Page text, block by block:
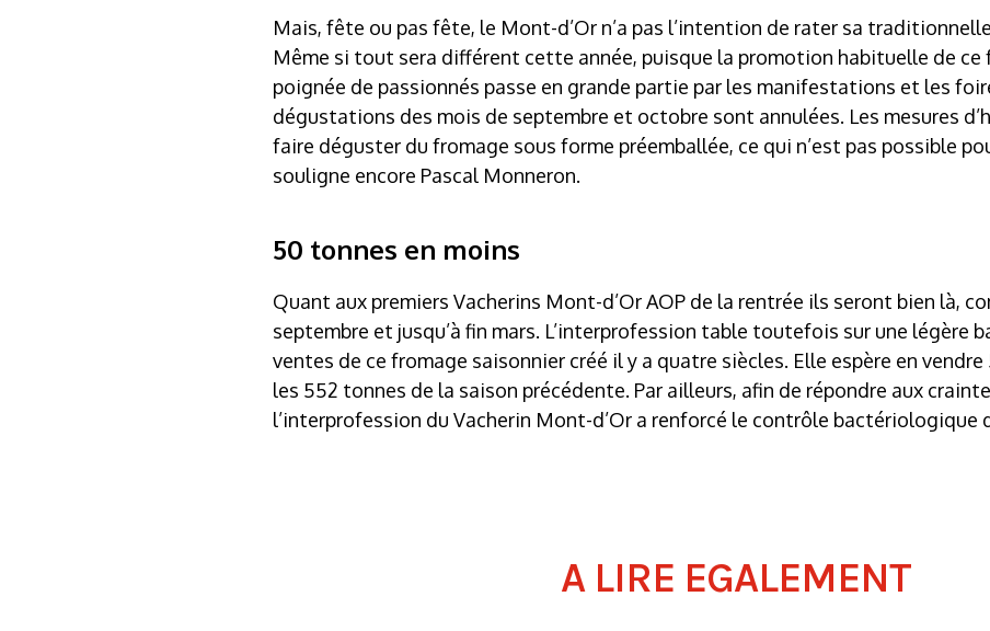
Mais, fête ou pas fête, le Mont-d’Or n’a pas l’intention de rater sa
Même si tout sera différent cette année, puisque la promotion habituelle de ce
poignée de passionnés passe en grande partie par les manifestations et les
dégustations des mois de septembre et octobre sont annulées. Les mesures
faire déguster du fromage sous forme préemballée, ce qui n’est pas possible
souligne encore Pascal Monneron.
50 tonnes en moins
Quant aux premiers Vacherins Mont-d’Or AOP de la rentrée ils seront bien là,
septembre et jusqu’à fin mars. L’interprofession table toutefois sur une légère
ventes de ce fromage saisonnier créé il y a quatre siècles. Elle espère en
les 552 tonnes de la saison précédente. Par ailleurs, afin de répondre aux
l’interprofession du Vacherin Mont-d’Or a renforcé le contrôle bactériologique
A LIRE EGALEMENT